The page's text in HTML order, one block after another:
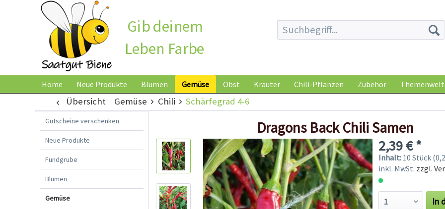
Gib deinem
Leben Farbe
Home Neue Produkte Blumen Gemüse Obst Kräuter Chili-Pflanzen Zubehör
Übersicht Gemüse Chili Schärfegrad 4-6
Gutscheine verschenken
Neue Produkte
Fundgrube
Blumen
Gemüse
Dragons Back Chili Samen
2,39 € *
Inhalt: 10 Stück
inkl. MwSt. zzgl.
In